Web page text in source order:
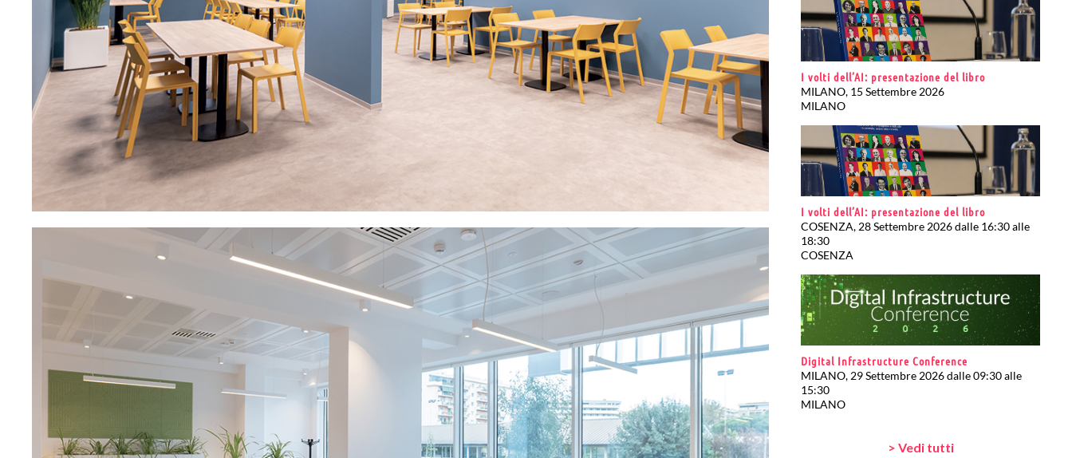
I volti dell’AI: presentazione del libro
MILANO, 15 Settembre 2026
MILANO
I volti dell’AI: presentazione del libro
COSENZA, 28 Settembre 2026 dalle 16:30 alle
18:30
COSENZA
Digital Infrastructure Conference
MILANO, 29 Settembre 2026 dalle 09:30 alle
15:30
MILANO
> Vedi tutti